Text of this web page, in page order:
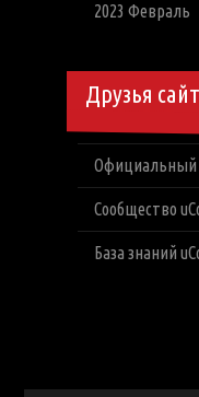
2023 Февраль
Друзья
Официальный
Сообщество
База знаний